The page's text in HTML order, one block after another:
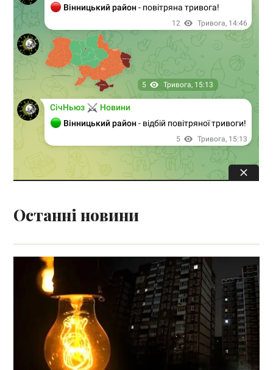
Останні новини